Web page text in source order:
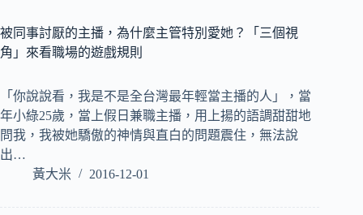
被同事討厭的主播，為什麼主管特別愛她？「三個視
角」來看職場的遊戲規則
「你說說看，我是不是全台灣最年輕當主播的人」，當
年小綠25歲，當上假日兼職主播，用上揚的語調甜甜地
問我，我被她驕傲的神情與直白的問題震住，無法說
出…
黃大米
2016-12-01